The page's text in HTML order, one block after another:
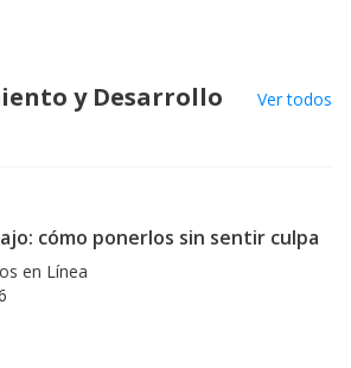
y Desarrollo
Ver todos
cómo ponerlos sin sentir culpa
en Línea